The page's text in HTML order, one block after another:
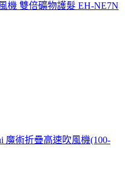
機 雙倍礦物護髮 EH-NE7N
魔術折疊高速吹風機(100-